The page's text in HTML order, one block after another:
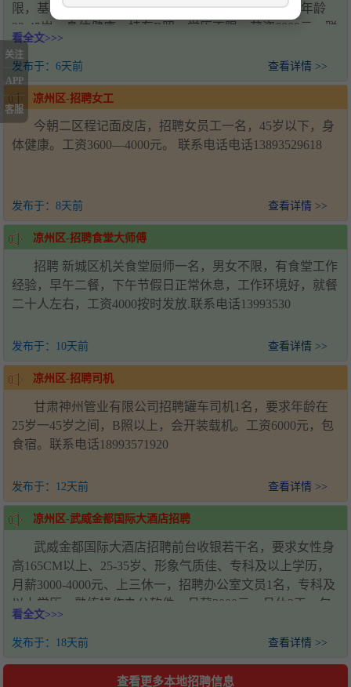
限，基本工资4000元+销售提成；招聘厂内司机3名，年龄
22-45岁，身体健康，持有B照，学历不限，薪资6000元。联
系人：王经理，电话：18993571920，工作地址：甘肃省武
威市凉州区新能源产业园
看全文>>>
发布于： 6天前 查看详情 >>
凉州区-招聘女工
今朝二区程记面皮店，招聘女员工一名，45岁以下，身
体健康。工资3600—4000元。 联系电话电话13893529618
发布于： 8天前 查看详情 >>
凉州区-招聘食堂大师傅
招聘 新城区机关食堂厨师一名，男女不限，有食堂工作
经验，早午二餐，下午节假日正常休息，工作环境好，就餐
二十人左右，工资4000按时发放.联系电话13993530
发布于： 10天前 查看详情 >>
凉州区-招聘司机
甘肃神州管业有限公司招聘罐车司机1名，要求年龄在
25岁一45岁之间，B照以上，会开装载机。工资6000元，包
食宿。联系电话18993571920
发布于： 12天前 查看详情 >>
凉州区-武威金都国际大酒店招聘
武威金都国际大酒店招聘前台收银若干名，要求女性身
高165CM以上、25-35岁、形象气质佳、专科及以上学历，
月薪3000-4000元、上三休一，招聘办公室文员1名，专科及
以上学历，熟练操作办公软件，月薪3000元、月休2天、包
吃包住，招聘客房服务员若干名，要求50岁以下女性、普通
话标准，早8点到晚6点半上下班，月薪3000-4000元、月休2
点至次日8点，月薪2200元、月休2天、包吃包住，招聘消控
看全文>>>
发布于： 18天前 查看详情 >>
查看更多本地招聘信息
关注
APP
客服